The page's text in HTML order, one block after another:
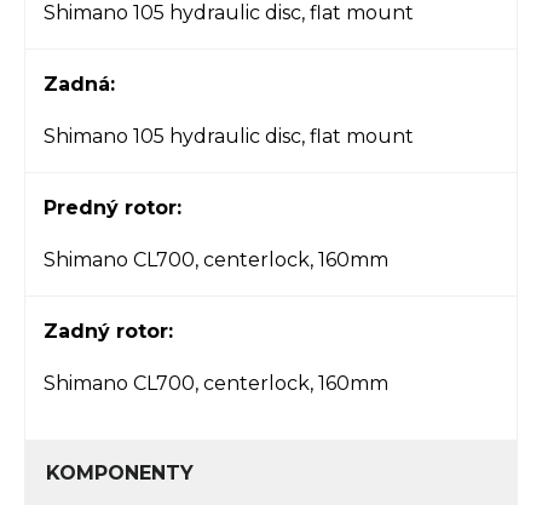
Shimano 105 hydraulic disc, flat mount
Zadná:
Shimano 105 hydraulic disc, flat mount
Predný rotor:
Shimano CL700, centerlock, 160mm
Zadný rotor:
Shimano CL700, centerlock, 160mm
KOMPONENTY